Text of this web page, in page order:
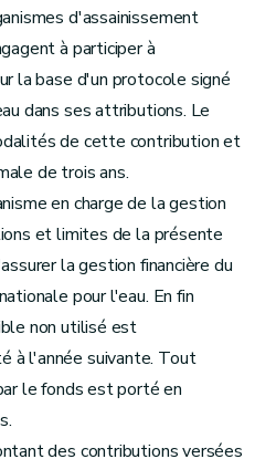
d'assainissement
à participer à
la base d'un protocole signé
dans ses attributions. Le
de cette contribution et
de trois ans.
en charge de la gestion
et limites de la présente
la gestion financière du
pour l'eau. En fin
non utilisé est
à l'année suivante. Tout
le fonds est porté en
des contributions versées